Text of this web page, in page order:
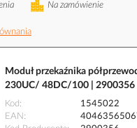
Na zamówienie
Moduł przekaźnika
230UC/ 48DC/100 | 2900356
Kod
1545022
EAN